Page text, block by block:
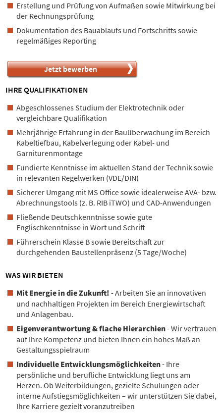
Erstellung und Prüfung von Aufmaßen sowie Mitwirkung bei
der Rechnungsprüfung
Dokumentation des Bauablaufs und Fortschritts sowie
regelmäßiges Reporting
Jetzt bewerben
IHRE QUALIFIKATIONEN
Abgeschlossenes Studium der Elektrotechnik oder
vergleichbare Qualifikation
Mehrjährige Erfahrung in der Bauüberwachung im Bereich
Kabeltiefbau, Kabelverlegung oder Kabel- und
Garniturenmontage
Fundierte Kenntnisse im aktuellen Stand der Technik sowie
in relevanten Regelwerken (VDE/DIN)
Sicherer Umgang mit MS Office sowie idealerweise AVA- bzw.
Abrechnungstools (z. B. RIB iTWO) und CAD-Anwendungen
Fließende Deutschkenntnisse sowie gute
Englischkenntnisse in Wort und Schrift
Führerschein Klasse B sowie Bereitschaft zur
durchgehenden Baustellenpräsenz (5 Tage/Woche)
WAS WIR BIETEN
Mit Energie in die Zukunft! - Arbeiten Sie an innovativen
und nachhaltigen Projekten im Bereich Energiewirtschaft
und Anlagenbau.
Eigenverantwortung & flache Hierarchien- Wir vertrauen
auf Ihre Kompetenz und bieten Ihnen ein hohes Maß an
Gestaltungsspielraum
Individuelle Entwicklungsmöglichkeiten- Ihre
persönliche und berufliche Entwicklung liegt uns am
Herzen. Ob Weiterbildungen, gezielte Schulungen oder
interne Aufstiegsmöglichkeiten – wir unterstützen Sie dabei,
Ihre Karriere gezielt voranzutreiben